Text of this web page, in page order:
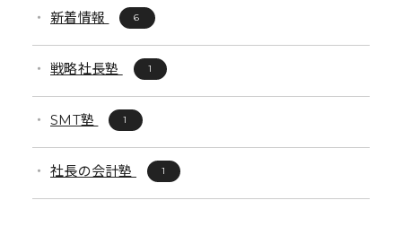
新着情報 6
戦略社長塾 1
SMT塾 1
社長の会計塾 1